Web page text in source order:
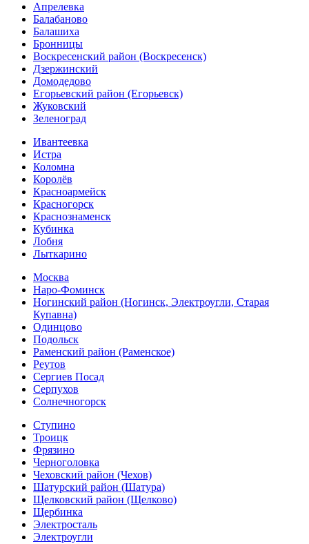
Апрелевка
Балабаново
Балашиха
Бронницы
Воскресенский район (Воскресенск)
Дзержинский
Домодедово
Егорьевский район (Егорьевск)
Жуковский
Зеленоград
Ивантеевка
Истра
Коломна
Королёв
Красноармейск
Красногорск
Краснознаменск
Кубинка
Лобня
Лыткарино
Москва
Наро-Фоминск
Ногинский район (Ногинск, Электроугли, Старая
Купавна)
Одинцово
Подольск
Раменский район (Раменское)
Реутов
Сергиев Посад
Серпухов
Солнечногорск
Ступино
Троицк
Фрязино
Черноголовка
Чеховский район (Чехов)
Шатурский район (Шатура)
Щелковский район (Щелково)
Щербинка
Электросталь
Электроугли